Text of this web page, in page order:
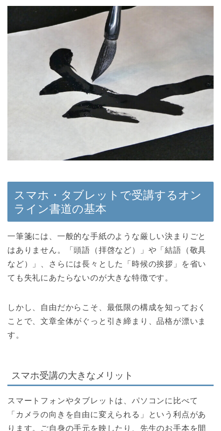
スマホ・タブレットで受講するオン
ライン書道の基本
一筆箋には、一般的な手紙のような厳しい決まりごと
はありません。「頭語（拝啓など）」や「結語（敬具
など）」、さらには長々とした「時候の挨拶」を省い
ても失礼にあたらないのが大きな特徴です。
しかし、自由だからこそ、最低限の構成を知っておく
ことで、文章全体がぐっと引き締まり、品格が漂いま
す。
スマホ受講の大きなメリット
スマートフォンやタブレットは、パソコンに比べて
「カメラの向きを自由に変えられる」という利点があ
ります。ご自身の手元を映したり、先生のお手本を間